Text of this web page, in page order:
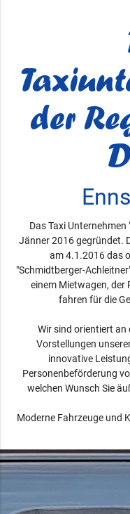
der
Das Taxi Unternehmen
Jänner 2016 gegründet.
am 4.1.2016 das
"Schmidtberger-
einem Mietwagen, der
fahren für die
Wir sind orientiert an
Vorstellungen
innovative
Personenbeförderung
welchen Wunsch Sie
Moderne Fahrzeuge und